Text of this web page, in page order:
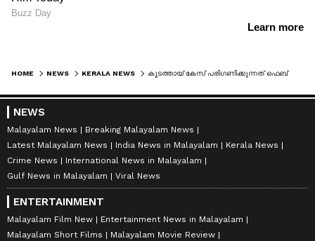
HOME NEWS KERALA NEWS കൂടത്തായ് കേസ് പരിഗണിക്കുന്നത് ഫെബ്രുവരി നാലിലേക്ക് മാറ്റി
NEWS
Malayalam News
Breaking Malayalam News
Latest Malayalam News
India News in Malayalam
Kerala News
Crime News
International News in Malayalam
Gulf News in Malayalam
Viral News
ENTERTAINMENT
Malayalam Film New
Entertainment News in Malayalam
Malayalam Short Films
Malayalam Movie Review